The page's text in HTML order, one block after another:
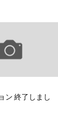
ン 終了しまし